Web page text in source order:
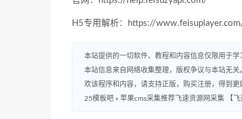
H5专用解析：https://
本站提供的一切软件、教程和内容信息仅限用于
本站信息来自网络收集整理，版权争议与本站无
欢该程序和内容，请支持正版，购买注册，得到
25模板吧 » 苹果cms采集推荐飞速资源网采集 【飞